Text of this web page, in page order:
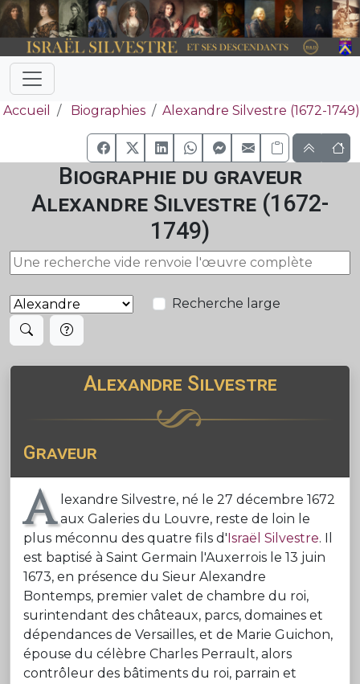
Accueil Biographies Alexandre Silvestre (1672-1749)
Biographie du graveur
Alexandre Silvestre (1672-
1749)
Recherche large
Alexandre Silvestre
Graveur
A lexandre Silvestre, né le 27 décembre 1672
aux Galeries du Louvre, reste de loin le
plus méconnu des quatre fils d'Israël Silvestre. Il
est baptisé à Saint Germain l'Auxerrois le 13 juin
1673, en présence du Sieur Alexandre
Bontemps, premier valet de chambre du roi,
surintendant des châteaux, parcs, domaines et
dépendances de Versailles, et de Marie Guichon,
épouse du célèbre Charles Perrault, alors
contrôleur des bâtiments du roi, parrain et